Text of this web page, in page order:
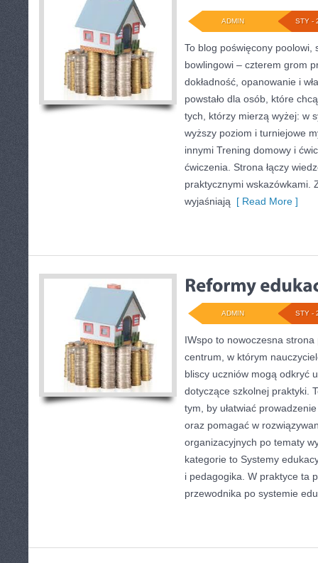
STY -
ADMIN
To blog poświęcony poolowi,
bowlingowi – czterem grom
dokładność, opanowanie i
powstało dla osób, które
tych, którzy mierzą wyżej: w
wyższy poziom i turniejowe
innymi Trening domowy i
ćwiczenia. Strona łączy
praktycznymi wskazówkami.
wyjaśniają [ Read More ]
STY -
ADMIN
IWspo to nowoczesna
centrum, w którym
bliscy uczniów mogą odkryć
dotyczące szkolnej praktyki.
tym, by ułatwiać
oraz pomagać w
organizacyjnych po tematy
kategorie to Systemy
i pedagogika. W praktyce ta
przewodnika po systemie